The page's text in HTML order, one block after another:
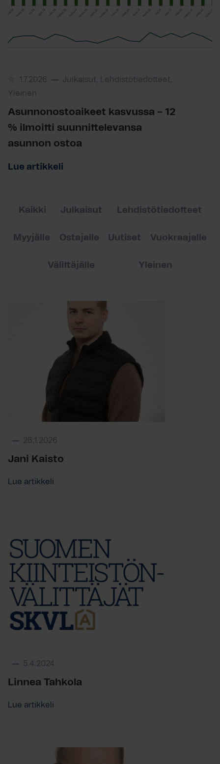
1.7.2026
Julkaisut, Lehdistötiedotteet,
Yleinen
Asunnonostoaikeet kasvussa – 12
% ilmoitti suunnittelevansa
asunnon ostoa
Lue artikkeli
Kaikki Julkaisut Lehdistötiedotteet
Myyjälle Ostajalle Uutiset Vuokraajalle
Välittäjälle Yleinen
26.1.2026
Jani Kaisto
Lue artikkeli
5.4.2024
Linnea Tahkola
Lue artikkeli